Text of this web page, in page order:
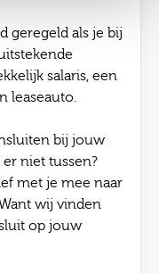
geregeld als je bij
salaris, een
leaseauto.
bij jouw
niet tussen?
met je mee naar
wij vinden
op jouw